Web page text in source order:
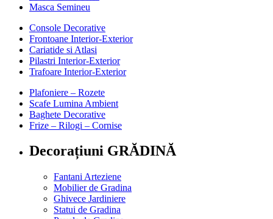
Masca Semineu
Console Decorative
Frontoane Interior-Exterior
Cariatide si Atlasi
Pilastri Interior-Exterior
Trafoare Interior-Exterior
Plafoniere – Rozete
Scafe Lumina Ambient
Baghete Decorative
Frize – Rilogi – Cornise
Decorațiuni GRĂDINĂ
Fantani Arteziene
Mobilier de Gradina
Ghivece Jardiniere
Statui de Gradina